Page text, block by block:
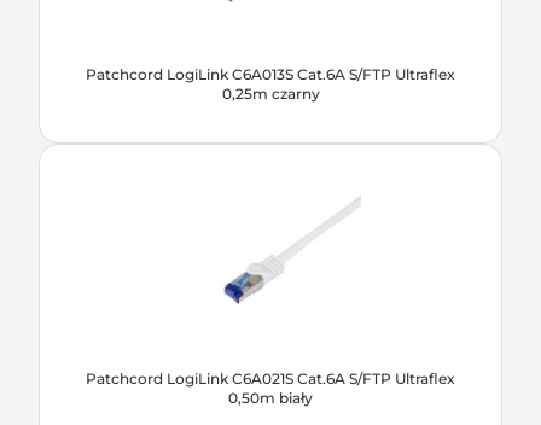
Patchcord LogiLink C6A013S Cat.6A S/FTP Ultraflex
0,25m czarny
Patchcord LogiLink C6A021S Cat.6A S/FTP Ultraflex
0,50m biały